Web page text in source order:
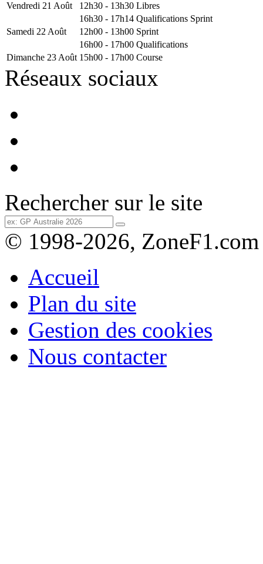
Vendredi 21 Août 12h30 - 13h30 Libres
16h30 - 17h14 Qualifications Sprint
Samedi 22 Août
12h00 - 13h00 Sprint
16h00 - 17h00 Qualifications
Dimanche 23 Août 15h00 - 17h00 Course
Réseaux sociaux
Rechercher sur le site
© 1998-2026, ZoneF1.com
Accueil
Plan du site
Gestion des cookies
Nous contacter